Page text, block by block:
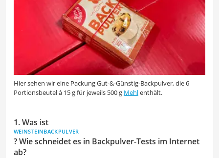
Hier sehen wir eine Packung Gut-&-Günstig-Backpulver, die 6
Portionsbeutel á 15 g für jeweils 500 g Mehlenthält.
1. Was ist
WEINSTEINBACKPULVER
? Wie schneidet es in Backpulver-Tests im Internet
ab?